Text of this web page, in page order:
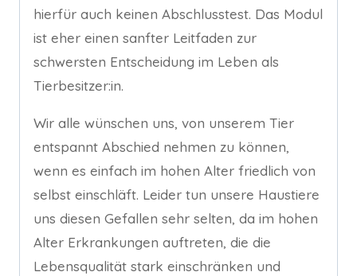
hierfür auch keinen Abschlusstest. Das Modul
ist eher einen sanfter Leitfaden zur
schwersten Entscheidung im Leben als
Tierbesitzer:in.
Wir alle wünschen uns, von unserem Tier
entspannt Abschied nehmen zu können,
wenn es einfach im hohen Alter friedlich von
selbst einschläft. Leider tun unsere Haustiere
uns diesen Gefallen sehr selten, da im hohen
Alter Erkrankungen auftreten, die die
Lebensqualität stark einschränken und